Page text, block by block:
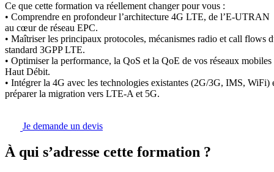
Ce que cette formation va réellement changer pour vous :
• Comprendre en profondeur l’architecture 4G LTE, de l’E-UTRAN
au cœur de réseau EPC.
• Maîtriser les principaux protocoles, mécanismes radio et call flows
standard 3GPP LTE.
• Optimiser la performance, la QoS et la QoE de vos réseaux mobiles
Haut Débit.
• Intégrer la 4G avec les technologies existantes (2G/3G, IMS, WiFi)
préparer la migration vers LTE-A et 5G.
Je demande un devis
À qui s’adresse cette formation ?